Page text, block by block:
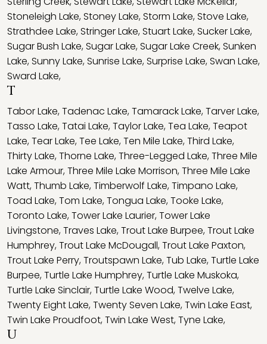
Stoneleigh Lake,Stoney Lake,Storm Lake,Stove Lake,
Strathdee Lake,Stringer Lake,Stuart Lake,Sucker Lake,
Sugar Bush Lake,Sugar Lake,Sugar Lake Creek,Sunken
Lake,Sunny Lake,Sunrise Lake,Surprise Lake,Swan Lake,
Sward Lake,
T
Tabor Lake,Tadenac Lake,Tamarack Lake,Tarver Lake,
Tasso Lake,Tatai Lake,Taylor Lake,Tea Lake,Teapot
Lake,Tear Lake,Tee Lake,Ten Mile Lake,Third Lake,
Thirty Lake,Thorne Lake,Three-Legged Lake,Three Mile
Lake Armour,Three Mile Lake Morrison,Three Mile Lake
Watt,Thumb Lake,Timberwolf Lake,Timpano Lake,
Toad Lake,Tom Lake,Tongua Lake,Tooke Lake,
Toronto Lake,Tower Lake Laurier,Tower Lake
Livingstone,Traves Lake,Trout Lake Burpee,Trout Lake
Humphrey,Trout Lake McDougall,Trout Lake Paxton,
Trout Lake Perry,Troutspawn Lake,Tub Lake,Turtle Lake
Burpee,Turtle Lake Humphrey,Turtle Lake Muskoka,
Turtle Lake Sinclair,Turtle Lake Wood,Twelve Lake,
Twenty Eight Lake,Twenty Seven Lake,Twin Lake East,
Twin Lake Proudfoot,Twin Lake West,Tyne Lake,
U